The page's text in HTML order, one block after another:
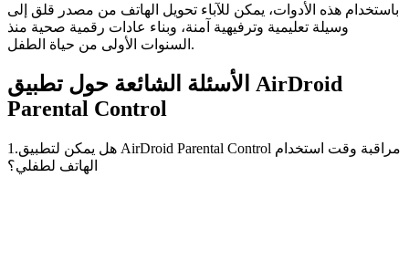
باستخدام هذه الأدوات، يمكن للآباء تحويل الهاتف من مصدر قلق إلى
وسيلة تعليمية وترفيهية آمنة، وبناء عادات رقمية صحية منذ
السنوات الأولى من حياة الطفل.
الأسئلة الشائعة حول تطبيق AirDroid
Parental Control
1.هل يمكن لتطبيق AirDroid Parental Control مراقبة وقت استخدام
الهاتف لطفلي؟